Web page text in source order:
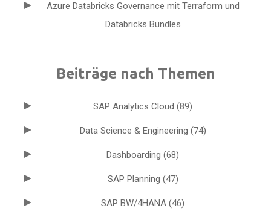
Azure Databricks Governance mit Terraform und
Databricks Bundles
Beiträge nach Themen
SAP Analytics Cloud (89)
Data Science & Engineering (74)
Dashboarding (68)
SAP Planning (47)
SAP BW/4HANA (46)